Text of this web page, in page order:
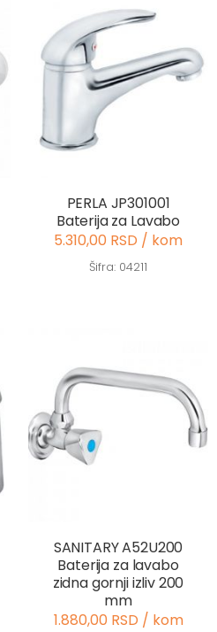
PERLA JP301001
Baterija za Lavabo
5.310,00 RSD / kom
Šifra: 04211
SANITARY A52U200
Baterija za lavabo
zidna gornji izliv 200
mm
1.880,00 RSD / kom